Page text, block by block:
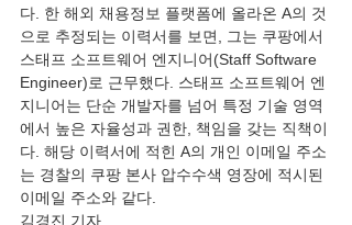
다. 한 해외 채용정보 플랫폼에 올라온 A의 것
으로 추정되는 이력서를 보면, 그는 쿠팡에서
스태프 소프트웨어 엔지니어(Staff Software
Engineer)로 근무했다. 스태프 소프트웨어 엔
지니어는 단순 개발자를 넘어 특정 기술 영역
에서 높은 자율성과 권한, 책임을 갖는 직책이
다. 해당 이력서에 적힌 A의 개인 이메일 주소
는 경찰의 쿠팡 본사 압수수색 영장에 적시된
이메일 주소와 같다.
김경진 기자